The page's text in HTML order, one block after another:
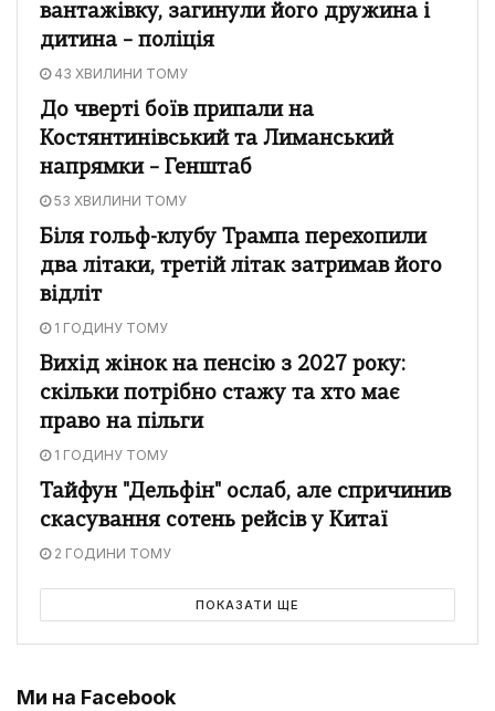
вантажівку, загинули його дружина і
дитина – поліція
43 ХВИЛИНИ ТОМУ
До чверті боїв припали на
Костянтинівський та Лиманський
напрямки – Генштаб
53 ХВИЛИНИ ТОМУ
Біля гольф-клубу Трампа перехопили
два літаки, третій літак затримав його
відліт
1 ГОДИНУ ТОМУ
Вихід жінок на пенсію з 2027 року:
скільки потрібно стажу та хто має
право на пільги
1 ГОДИНУ ТОМУ
Тайфун "Дельфін" ослаб, але спричинив
скасування сотень рейсів у Китаї
2 ГОДИНИ ТОМУ
ПОКАЗАТИ ЩЕ
Ми на Facebook